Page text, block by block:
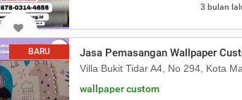
3 bulan
BARU Jasa Pemasangan Wallpaper
Villa Bukit Tidar A4, No 294, Kota
wallpaper custom